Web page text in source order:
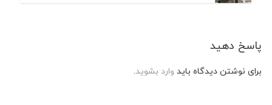
پاسخ دهید
برای نوشتن دیدگاه بایدوارد بشوید.